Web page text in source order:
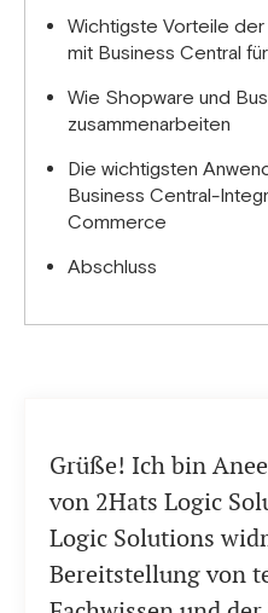
Wichtigste Vorteile
mit Business Central
Wie Shopware und
zusammenarbeiten
Die wichtigsten
Business Central-
Commerce
Abschluss
Grüße! Ich bin
von 2Hats Logic
Logic Solutions
Bereitstellung von